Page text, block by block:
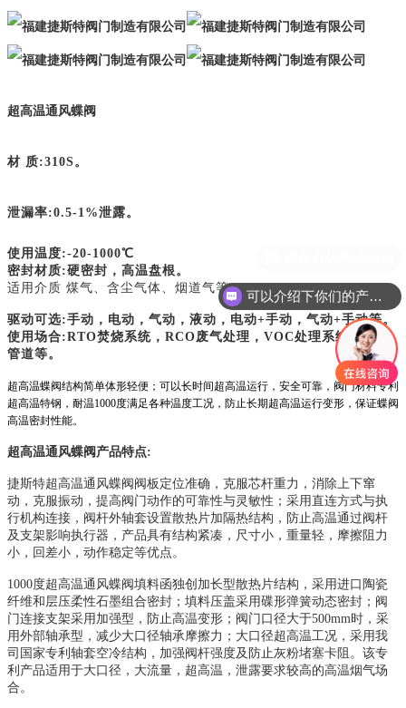
超高温通风蝶阀
材 质:310S。
泄漏率:0.5-1%泄露。
使用温度:-20-1000℃
密封材质:硬密封，高温盘根。
适用介质 煤气、含尘气体、烟道气等。
驱动可选:手动，电动，气动，液动，电动+手动，气动+手动等。
使用场合:RTO焚烧系统，RCO废气处理，VOC处理系统等烟气
管道等。
超高温蝶阀结构简单体形轻便；可以长时间超高温运行，安全可靠，阀门材料专利
超高温特钢，耐温1000度满足各种温度工况，防止长期超高温运行变形，保证蝶阀
高温密封性能。
超高温通风蝶阀产品特点:
捷斯特超高温通风蝶阀阀板定位准确，克服芯杆重力，消除上下窜
动，克服振动，提高阀门动作的可靠性与灵敏性；采用直连方式与执
行机构连接，阀杆外轴套设置散热片加隔热结构，防止高温通过阀杆
及支架影响执行器，产品具有结构紧凑，尺寸小，重量轻，摩擦阻力
小，回差小，动作稳定等优点。
1000度超高温通风蝶阀填料函独创加长型散热片结构，采用进口陶瓷
纤维和层压柔性石墨组合密封；填料压盖采用碟形弹簧动态密封；阀
门连接支架采用加强型，防止高温变形；阀门口径大于500mm时，采
用外部轴承型，减少大口径轴承摩擦力；大口径超高温工况，采用我
司国家专利轴套空冷结构，加强阀杆强度及防止灰粉堵塞卡阻。该专
利产品适用于大口径，大流量，超高温，泄露要求较高的高温烟气场
合。
可以介绍下你们的产品么